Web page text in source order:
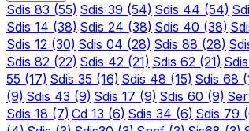
Sdis 83 (55) Sdis 39 (54) Sdis 44 (54)
Sdis 14 (38) Sdis 24 (38) Sdis 40 (38)
Sdis 12 (30) Sdis 04 (28) Sdis 88 (28)
Sdis 82 (22) Sdis 42 (21) Sdis 62 (21)
55 (17) Sdis 35 (16) Sdis 48 (15) Sdis 68
(9) Sdis 43 (9) Sdis 17 (9) Sdis 60 (9)
Sdis 18 (7) Cd 13 (6) Sdis 34 (6) Sdis 79